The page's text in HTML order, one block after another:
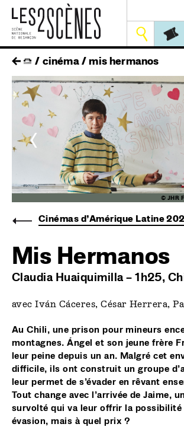
Skip
main
navigation
Outils
fil
d'ariane
cinéma mis hermanos
<
© JHR
Cinémas d’Amérique Latine
Mis Hermanos
Claudia Huaiquimilla – 1h25,
avec Iván Cáceres, César Herrera,
Au Chili, une prison pour mineurs
montagnes. Ángel et son jeune frère
leur peine depuis un an. Malgré cet
difficile, ils ont construit un groupe
leur permet de s’évader en rêvant
Tout change avec l’arrivée de Jaime,
survolté qui va leur offrir la possibilité
évasion, mais à quel prix ?